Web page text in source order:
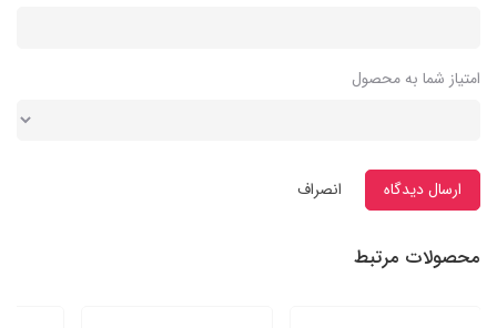
امتیاز شما به محصول
ارسال دیدگاه انصراف
محصولات مرتبط